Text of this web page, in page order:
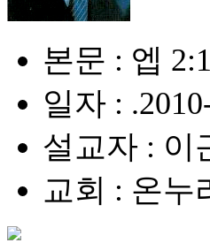
본문 : 엡
일자 :
설교자 : 이
교회 : 온누